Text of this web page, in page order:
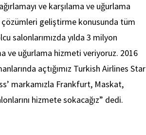
ve karşılama ve uğurlama
çözümleri geliştirme konusunda tüm
salonlarımızda yılda 3 milyon
ve uğurlama hizmeti veriyoruz. 2016
açtığımız Turkish Airlines Star
markamızla Frankfurt, Maskat,
hizmete sokacağız” dedi.